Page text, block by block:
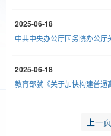
2025-06-18
中共中央办公厅国务院办公
2025-06-18
教育部就《关于加快构建普
上一页